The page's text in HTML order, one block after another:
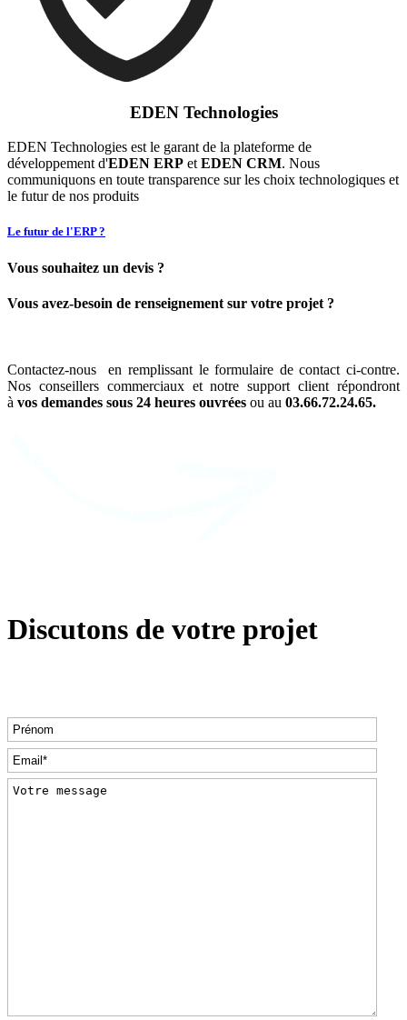
EDEN Technologies
EDEN Technologies est le garant de la plateforme de
développement d'EDEN ERP et EDEN CRM. Nous
communiquons en toute transparence sur les choix technologiques et
le futur de nos produits
Le futur de l'ERP ?
Vous souhaitez un devis ?
Vous avez-besoin de renseignement sur votre projet ?
Contactez-nous en remplissant le formulaire de contact ci-contre.
Nos conseillers commerciaux et notre support client répondront
à vos demandes sous 24 heures ouvrées ou au 03.66.72.24.65.
Discutons de votre projet